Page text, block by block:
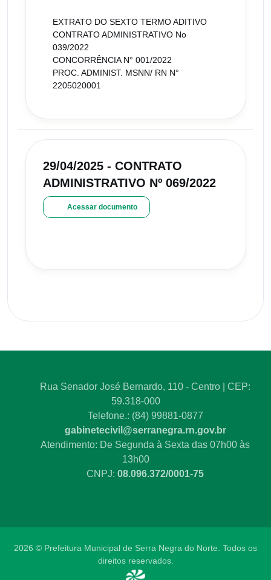
EXTRATO DO SEXTO TERMO ADITIVO
CONTRATO ADMINISTRATIVO No
039/2022
CONCORRÊNCIA N° 001/2022
PROC. ADMINIST. MSNN/ RN N°
2205020001
29/04/2025 - CONTRATO
ADMINISTRATIVO Nº 069/2022
Acessar documento
Rua Senador José Bernardo, 110 - Centro | CEP:
59.318-000
Telefone.: (84) 99881-0877
gabinetecivil@serranegra.rn.gov.br
Atendimento: De Segunda à Sexta das 07h00 às
13h00
CNPJ: 08.096.372/0001-75
2026 © Prefeitura Municipal de Serra Negra do Norte. Todos os
direitos reservados.